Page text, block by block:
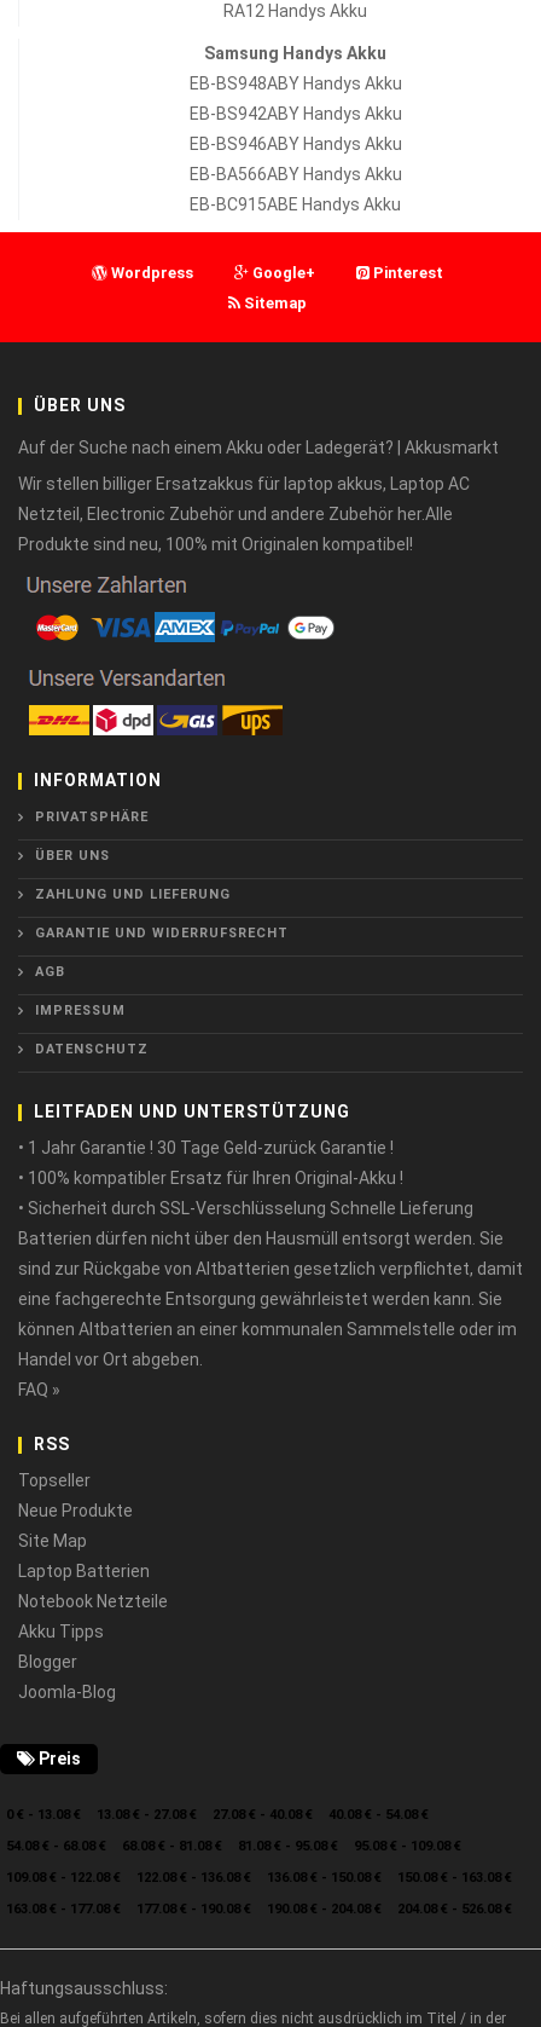
RA12 Handys Akku
Samsung Handys Akku
EB-BS948ABY Handys Akku
EB-BS942ABY Handys Akku
EB-BS946ABY Handys Akku
EB-BA566ABY Handys Akku
EB-BC915ABE Handys Akku
Wordpress Google+
Pinterest
Sitemap
ÜBER UNS
Auf der Suche nach einem Akku oder Ladegerät? | Akkusmarkt
Wir stellen billiger Ersatzakkus für laptop akkus, Laptop AC
Netzteil, Electronic Zubehör und andere Zubehör her.Alle
Produkte sind neu, 100% mit Originalen kompatibel!
INFORMATION
PRIVATSPHÄRE
ÜBER UNS
ZAHLUNG UND LIEFERUNG
GARANTIE UND WIDERRUFSRECHT
AGB
IMPRESSUM
DATENSCHUTZ
LEITFADEN UND UNTERSTÜTZUNG
• 1 Jahr Garantie ! 30 Tage Geld-zurück Garantie !
• 100% kompatibler Ersatz für Ihren Original-Akku !
• Sicherheit durch SSL-Verschlüsselung Schnelle Lieferung
Batterien dürfen nicht über den Hausmüll entsorgt werden. Sie
sind zur Rückgabe von Altbatterien gesetzlich verpflichtet, damit
eine fachgerechte Entsorgung gewährleistet werden kann. Sie
können Altbatterien an einer kommunalen Sammelstelle oder im
Handel vor Ort abgeben.
FAQ »
RSS
Topseller
Neue Produkte
Site Map
Laptop Batterien
Notebook Netzteile
Akku Tipps
Blogger
Joomla-Blog
Preis
0 € - 13.08 € 13.08 € - 27.08 € 27.08 € - 40.08 €
40.08 € - 54.08 €
54.08 € - 68.08 €
68.08 € - 81.08 € 81.08 € - 95.08 €
95.08 € - 109.08 €
109.08 € - 122.08 €
122.08 € - 136.08 € 136.08 € - 150.08 €
150.08 € - 163.08 €
163.08 € - 177.08 €
177.08 € - 190.08 € 190.08 € - 204.08 € 204.08 € - 526.08 €
Haftungsausschluss:
Bei allen aufgeführten Artikeln, sofern dies nicht ausdrücklich im Titel / in der